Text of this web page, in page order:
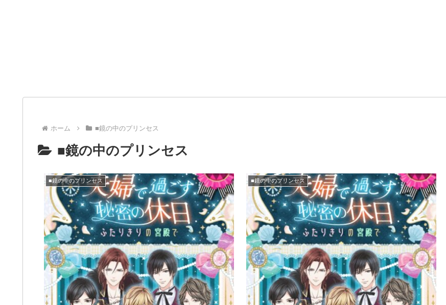
ホーム ■鏡の中のプリンセス
■鏡の中のプリンセス
■鏡の中のプリンセス ■鏡の中のプリンセス